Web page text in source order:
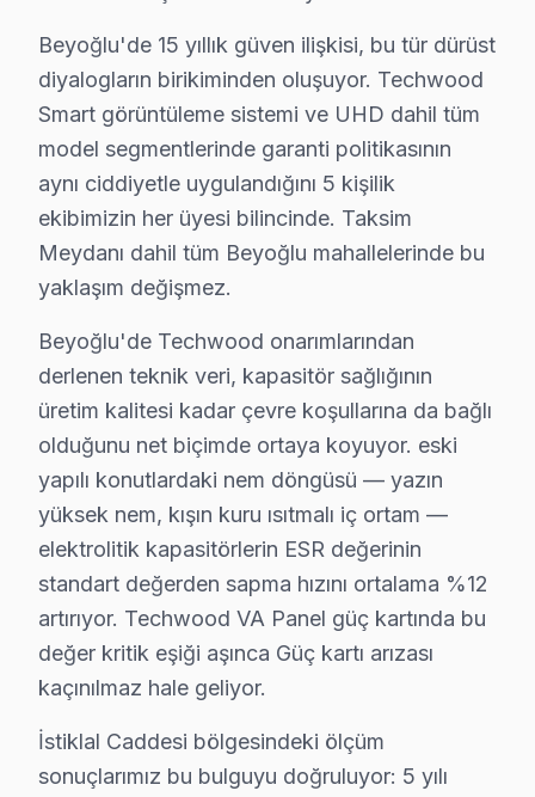
Techwood Televizyon Servis Rehberi
✓ 15+ Yıl Deneyim
✓ Ücretsiz Arıza Tespiti
Beyoğlu Sahasından Techwood Notları
Bugün Beyoğlu'ndan bir Techwood UHD serisi geldi.
Beyoğlu’nun coğrafi konumu, yukarıda yer alan
Gözlemlerime göre, Beyoğlu’ndaki Techwood
Bir başka gözlemim de, sıklıkla İstanbul’un eski
Diğer bir müşteri ise, açma-kapama düğmesinin
Techwood Arızaları: Sahadan Gözlemler
Beyoğlu'nda Techwood ekran onarım noktasından
1.Güç Kartı Arızası : Cihazın açılmaması. Bu
2.Panel Sorunu (Backlight Arızası): Ekranın
Beyoğlu'de 15 yıllık güven ilişkisi, bu tür dürüst
diyalogların birikiminden oluşuyor. Techwood
Smart görüntüleme sistemi ve UHD dahil tüm
model segmentlerinde garanti politikasının
aynı ciddiyetle uygulandığını 5 kişilik
ekibimizin her üyesi bilincinde. Taksim
Meydanı dahil tüm Beyoğlu mahallelerinde bu
yaklaşım değişmez.
Beyoğlu'de Techwood onarımlarından
derlenen teknik veri, kapasitör sağlığının
üretim kalitesi kadar çevre koşullarına da bağlı
olduğunu net biçimde ortaya koyuyor. eski
yapılı konutlardaki nem döngüsü — yazın
yüksek nem, kışın kuru ısıtmalı iç ortam —
elektrolitik kapasitörlerin ESR değerinin
standart değerden sapma hızını ortalama %12
artırıyor. Techwood VA Panel güç kartında bu
değer kritik eşiği aşınca Güç kartı arızası
kaçınılmaz hale geliyor.
İstiklal Caddesi bölgesindeki ölçüm
sonuçlarımız bu bulguyu doğruluyor: 5 yılı